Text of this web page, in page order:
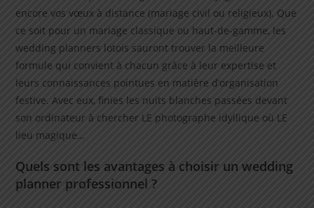
encore vos vœux à distance (mariage civil ou religieux). Que
ce soit pour un mariage classique ou haut-de-gamme, les
wedding planners lotois sauront trouver la meilleure
formule qui convient à chacun grâce à leur expertise et
leurs connaissances pointues en matière d’organisation
festive. Avec eux, finies les nuits blanches passées devant
son ordinateur à chercher LE photographe idyllique où LE
lieu magique…
Quels sont les avantages à choisir un wedding
planner professionnel ?